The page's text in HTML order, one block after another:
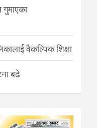
गुमाएका
वैकल्पिक शिक्षा
बढे